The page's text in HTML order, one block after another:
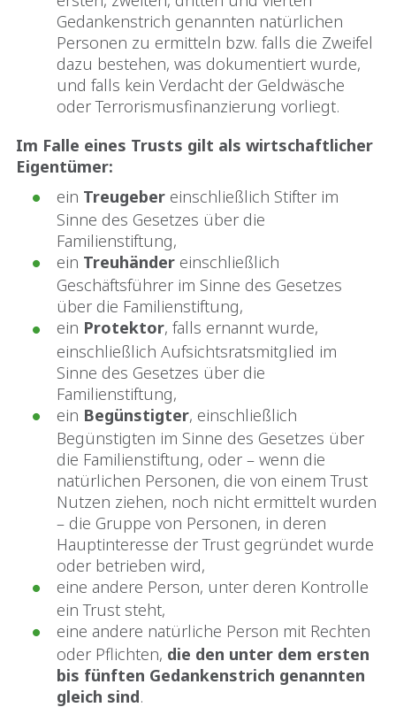
Gedankenstrich genannten natürlichen
Personen zu ermitteln bzw. falls die Zweifel
dazu bestehen, was dokumentiert wurde,
und falls kein Verdacht der Geldwäsche
oder Terrorismusfinanzierung vorliegt.
Im Falle eines Trusts gilt als wirtschaftlicher
Eigentümer:
ein Treugeber einschließlich Stifter im
Sinne des Gesetzes über die
Familienstiftung,
ein Treuhänder einschließlich
Geschäftsführer im Sinne des Gesetzes
über die Familienstiftung,
ein Protektor, falls ernannt wurde,
einschließlich Aufsichtsratsmitglied im
Sinne des Gesetzes über die
Familienstiftung,
ein Begünstigter, einschließlich
Begünstigten im Sinne des Gesetzes über
die Familienstiftung, oder – wenn die
natürlichen Personen, die von einem Trust
Nutzen ziehen, noch nicht ermittelt wurden
– die Gruppe von Personen, in deren
Hauptinteresse der Trust gegründet wurde
oder betrieben wird,
eine andere Person, unter deren Kontrolle
ein Trust steht,
eine andere natürliche Person mit Rechten
oder Pflichten, die den unter dem ersten
bis fünften Gedankenstrich genannten
gleich sind.